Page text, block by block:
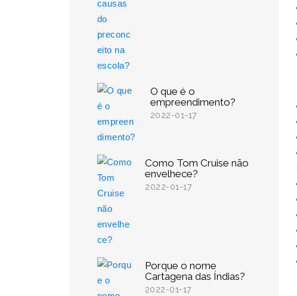
O que é o
empreendimento?
2022-01-17
Como Tom Cruise não
envelhece?
2022-01-17
Porque o nome
Cartagena das Índias?
2022-01-17